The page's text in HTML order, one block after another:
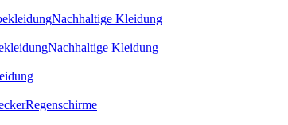
Nachhaltige Kleidung
Nachhaltige Kleidung
Regenschirme